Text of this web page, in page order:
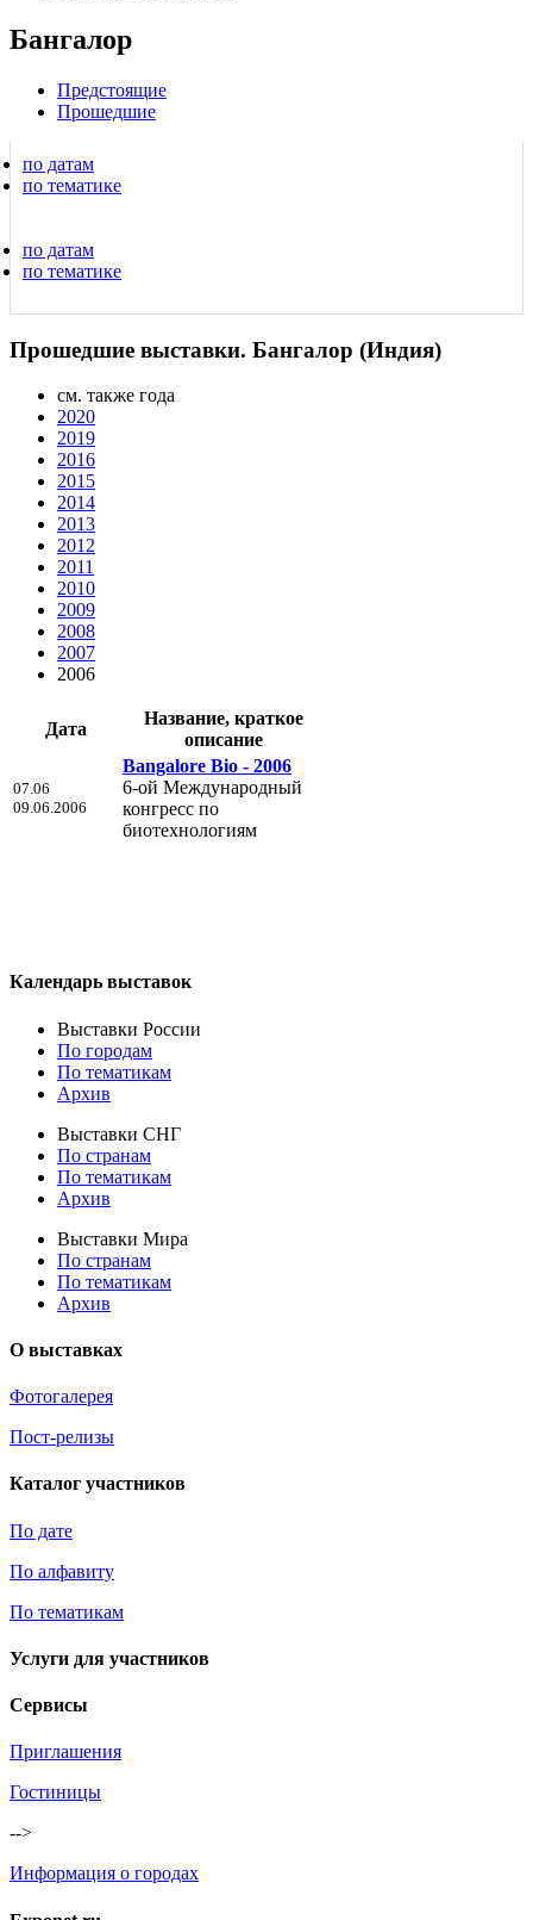
Бангалор
Предстоящие
Прошедшие
по датам
по тематике
по датам
по тематике
Прошедшие выставки. Бангалор (Индия)
см. также года
2020
2019
2016
2015
2014
2013
2012
2011
2010
2009
2008
2007
2006
Дата
Название, краткое
описание
07.06
09.06.2006
Bangalore Bio - 2006
6-ой Международный
конгресс по
биотехнологиям
Календарь выставок
Выставки России
По городам
По тематикам
Архив
Выставки СНГ
По странам
По тематикам
Архив
Выставки Мира
По странам
По тематикам
Архив
О выставках
Фотогалерея
Пост-релизы
Каталог участников
По дате
По алфавиту
По тематикам
Услуги для участников
Сервисы
Приглашения
Гостиницы
-->
Информация о городах